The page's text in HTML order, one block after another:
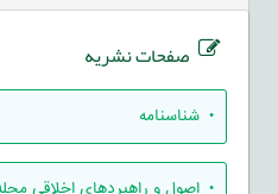
صفحات نشریه
• شناسنامه